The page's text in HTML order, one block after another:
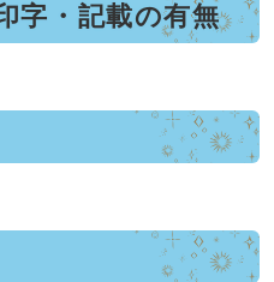
字・記載の有無